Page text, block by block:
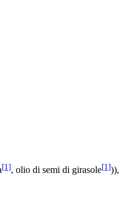
[1], olio di semi di girasole[1])),